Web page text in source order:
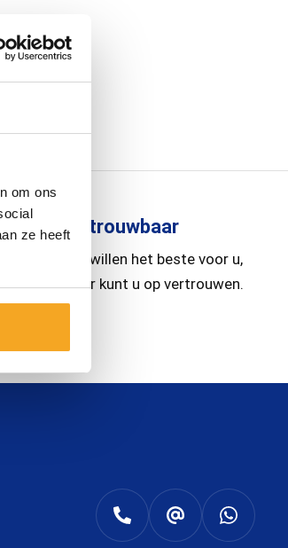
om ons
ze heeftBetrouwbaar
Wij willen het beste voor u,
daar kunt u op vertrouwen.